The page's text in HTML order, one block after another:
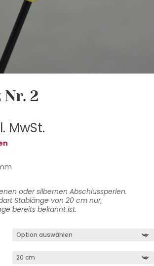
2
MwSt.
oder silbernen Abschlussperlen.
Stablänge von 20 cm nur,
bereits bekannt ist.